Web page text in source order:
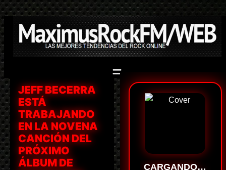
Saltar
al
contenido
JEFF BECERRA
ESTÁ
TRABAJANDO
EN LA NOVENA
CANCIÓN DEL
PRÓXIMO
ÁLBUM DE
CARGANDO…